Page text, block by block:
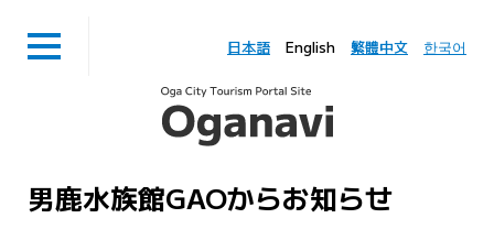
日本語 English 繁體中文 한국어
男鹿水族館GAOからお知らせ